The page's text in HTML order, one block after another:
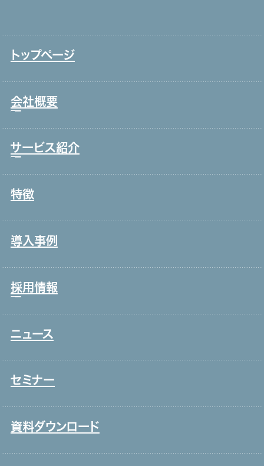
トップページ
会社概要
トップメッセージ
事業戦略・事業領域
ブランド理念
沿革
サービス紹介
コールセンター・オフィスワーク
製造・工場
宿泊・外食
営業
外国人雇用
特徴
導入事例
採用情報
新卒採用
中途採用
ニュース
セミナー
資料ダウンロード